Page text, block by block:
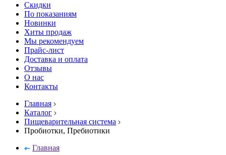
Скидки
По показаниям
Новинки
Хиты продаж
Мы рекомендуем
Прайс-лист
Доставка и оплата
Отзывы
О нас
Контакты
Главная
Каталог
Пищеварительная система
Пробиотки, Пребиотики
Главная